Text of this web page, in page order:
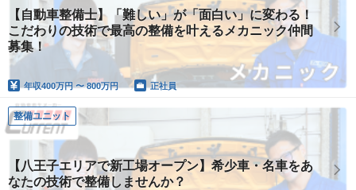
【自動車整備士】「難しい」が「面白い」に変わる！
こだわりの技術で最高の整備を叶えるメカニック仲間
募集！
年収400万円 〜 800万円 正社員
整備ユニット
【八王子エリアで新工場オープン】希少車・名車をあ
なたの技術で整備しませんか？